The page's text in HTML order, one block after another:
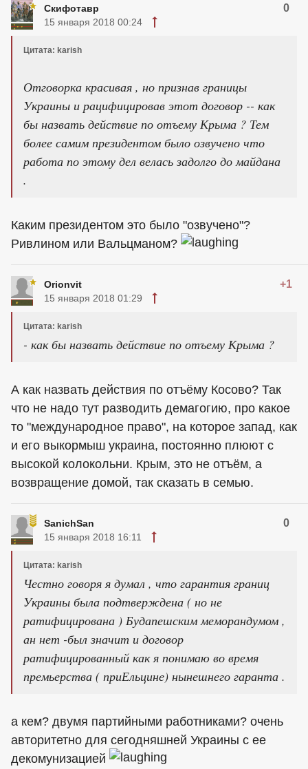
Скифотавр 0
15 января 2018 00:24
Цитата: karish
Отговорка красивая , но признав границы
Украины и рацифицировав этот договор -- как
бы назвать действие по отъему Крыма ? Тем
более самим президентом было озвучено что
работа по этому дел велась задолго до майдана
.
Каким президентом это было "озвучено"?
Ривлином или Вальцманом?
Orionvit +1
15 января 2018 01:29
Цитата: karish
- как бы назвать действие по отъему Крыма ?
А как назвать действия по отъёму Косово? Так
что не надо тут разводить демагогию, про какое
то "международное право", на которое запад, как
и его выкормыш украина, постоянно плюют с
высокой колокольни. Крым, это не отъём, а
возвращение домой, так сказать в семью.
SanichSan 0
15 января 2018 16:11
Цитата: karish
Честно говоря я думал , что гарантия границ
Украины была подтверждена ( но не
ратифицирована ) Будапешским меморандумом ,
ан нет -был значит и договор
ратифицированный как я понимаю во время
премьерства ( приЕльцине) нынешнего гаранта .
а кем? двумя партийными работниками? очень
авторитетно для сегодняшней Украины с ее
декомунизацией